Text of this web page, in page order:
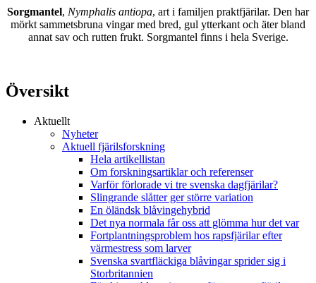
Sorgmantel, Nymphalis antiopa, art i familjen praktfjärilar. Den har
mörkt sammetsbruna vingar med bred, gul ytterkant och äter bland
annat sav och rutten frukt. Sorgmantel finns i hela Sverige.
Översikt
Aktuellt
Nyheter
Aktuell fjärilsforskning
Hela artikellistan
Om forskningsartiklar och referenser
Varför förlorade vi tre svenska dagfjärilar?
Slingrande slåtter ger större variation
En öländsk blåvingehybrid
Det nya normala får oss att glömma hur det var
Fortplantningsproblem hos rapsfjärilar efter
värmestress som larver
Svenska svartfläckiga blåvingar sprider sig i
Storbritannien